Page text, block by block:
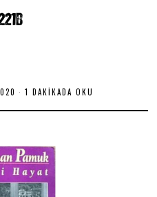
1 DAKIKADA OKU